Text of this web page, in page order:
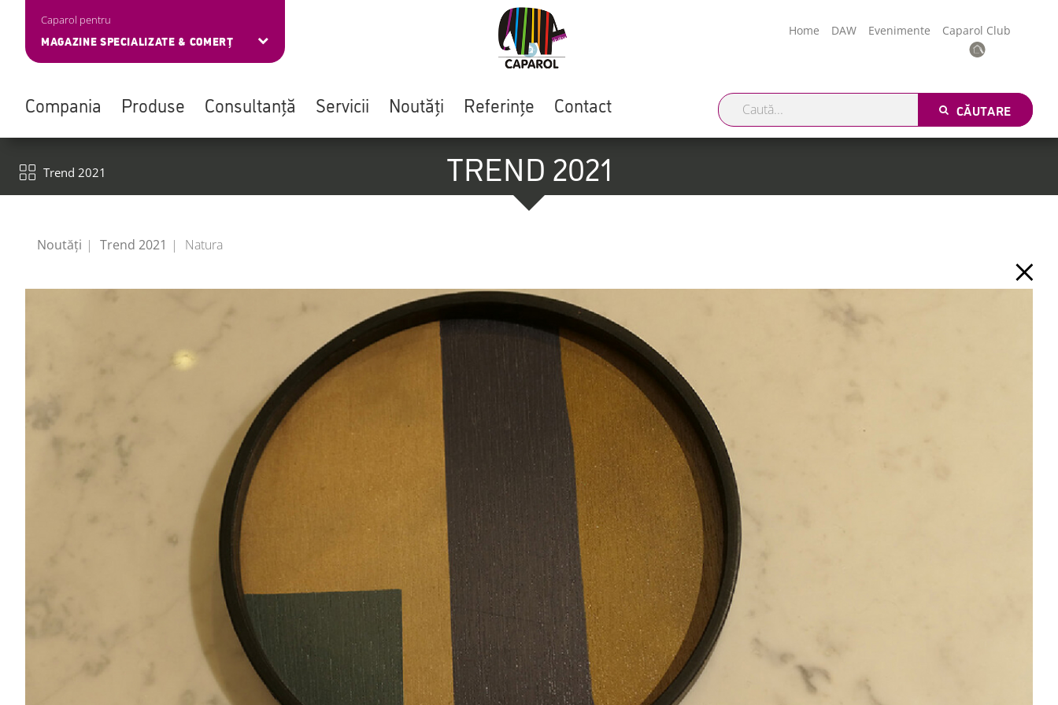
main
Caparol pentru
MAGAZINE SPECIALIZATE & COMERȚ
Home DAW Evenimente Caparol Club
Compania Produse Consultanță Servicii Noutăți Referințe Contact CĂUTARE
Trend 2021
TREND 2021
Noutăți Trend 2021 Natura